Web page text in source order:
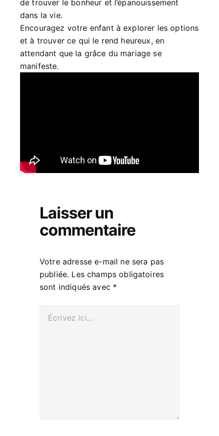
de trouver le bonheur et l’épanouissement
dans la vie.
Encouragez votre enfant à explorer les options
et à trouver ce qui le rend heureux, en
attendant que la grâce du mariage se
manifeste.
Laisser un
commentaire
Votre adresse e-mail ne sera pas
publiée. Les champs obligatoires
sont indiqués avec *
ici…